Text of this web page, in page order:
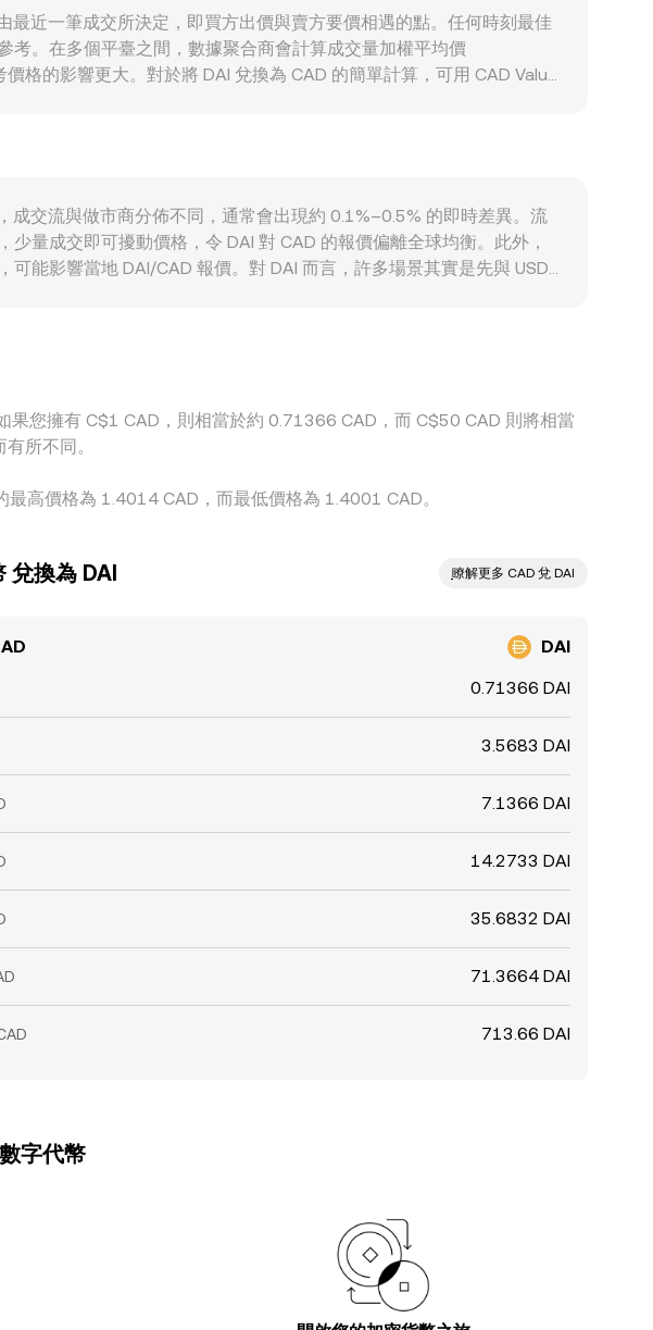
事件亦不可忽視，例如美國或加拿大對穩定幣發行、合規與託管的規
心與流動性成本。技術層面上，雖然 DAI 本身波動通常較小，但期貨
等池子的調倉、PSM 流量變化，亦可能造成短期流動性失衡，令
近一筆成交所決定，即買方出價與賣方要價相遇的點。任何時刻最佳
。在多個平臺之間，數據聚合商會計算成交量加權平均價
格的影響更大。對於將 DAI 兌換為 CAD 的簡單計算，可用 CAD Value
即時價格可表示為 price = y/x；當有大額單向兌換時，資金池儲備比
最後成交價、不同平臺的 VWAP 參考，以及 AMM 池子的即時報價，
交流與做市商分佈不同，通常會出現約 0.1%–0.5% 的即時差異。流
量成交即可擾動價格，令 DAI 對 CAD 的報價偏離全球均衡。此外，
能影響當地 DAI/CAD 報價。對 DAI 而言，許多場景其實是先與 USDT
您擁有 C$1 CAD，則相當於約 0.71366 CAD，而 C$50 CAD 則將相當
所不同。
高價格為 1.4014 CAD，而最低價格為 1.4001 CAD。
兌換為 DAI ִִִִִִִִִִִִִִִִִִִִִִִִִִִִִִִִִִִִִִִִִִִִִִִ瞭解更多 CAD 兌 DAI
DAI
0.71366 DAI
3.5683 DAI
7.1366 DAI
14.2733 DAI
35.6832 DAI
71.3664 DAI
713.66 DAI
字代幣